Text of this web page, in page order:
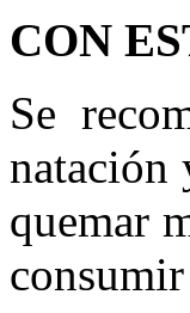
CON
Se
natación
quemar